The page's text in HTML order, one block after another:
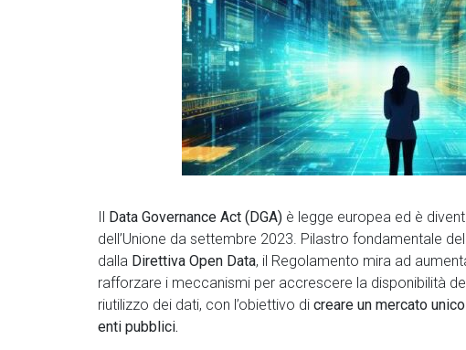
Il Data Governance Act (DGA) è legge europea ed è
dell’Unione da settembre 2023. Pilastro fondamentale
dalla Direttiva Open Data, il Regolamento mira ad
rafforzare i meccanismi per accrescere la disponibilità
riutilizzo dei dati, con l’obiettivo di creare un mercato
enti pubblici.